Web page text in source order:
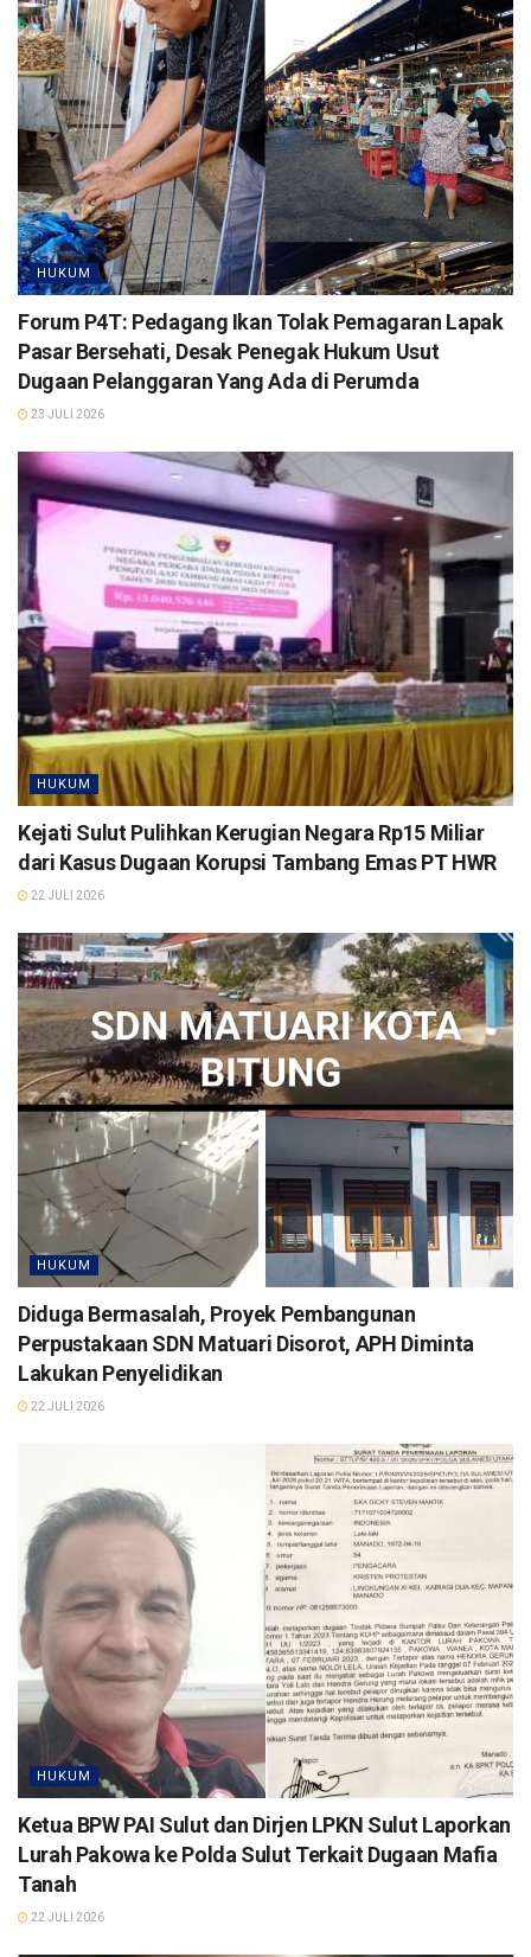
HUKUM
Forum P4T: Pedagang Ikan Tolak Pemagaran Lapak
Pasar Bersehati, Desak Penegak Hukum Usut
Dugaan Pelanggaran Yang Ada di Perumda
23 JULI 2026
HUKUM
Kejati Sulut Pulihkan Kerugian Negara Rp15 Miliar
dari Kasus Dugaan Korupsi Tambang Emas PT HWR
22 JULI 2026
HUKUM
Diduga Bermasalah, Proyek Pembangunan
Perpustakaan SDN Matuari Disorot, APH Diminta
Lakukan Penyelidikan
22 JULI 2026
HUKUM
Ketua BPW PAI Sulut dan Dirjen LPKN Sulut Laporkan
Lurah Pakowa ke Polda Sulut Terkait Dugaan Mafia
Tanah
22 JULI 2026